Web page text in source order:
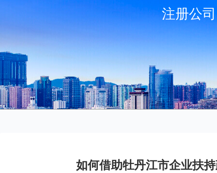
注册公
如何借助牡丹江市企业扶